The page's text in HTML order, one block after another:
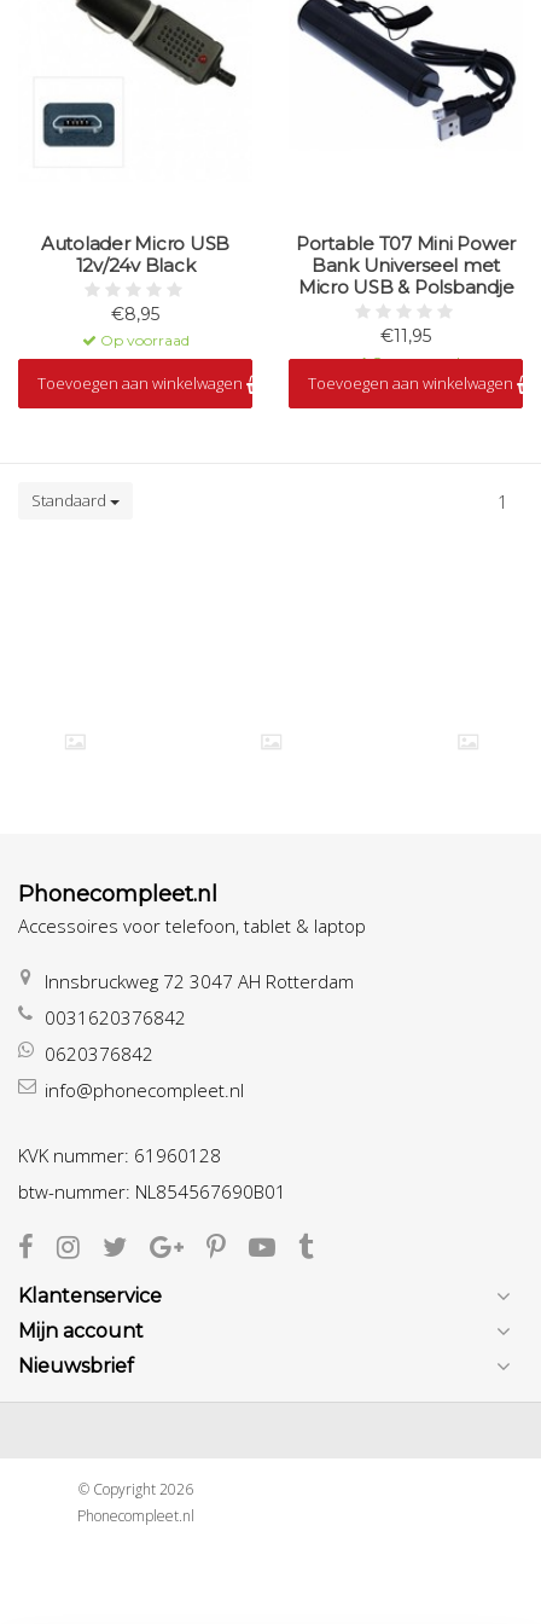
Autolader Micro USB
12v/24v Black
€8,95
Op voorraad
Toevoegen aan winkelwagen
Portable T07 Mini Power
Bank Universeel met
Micro USB & Polsbandje
€11,95
Op voorraad
Toevoegen aan winkelwagen
Standaard 1
Phonecompleet.nl
Accessoires voor telefoon, tablet & laptop
Innsbruckweg 72 3047 AH Rotterdam
0031620376842
0620376842
info@phonecompleet.nl
KVK nummer: 61960128
btw-nummer: NL854567690B01
Klantenservice
Mijn account
Nieuwsbrief
© Copyright 2026
Phonecompleet.nl